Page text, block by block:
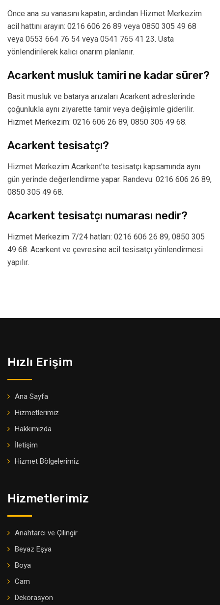
Önce ana su vanasını kapatın, ardından Hizmet Merkezim
acil hattını arayın: 0216 606 26 89 veya 0850 305 49 68
veya 0553 664 76 54 veya 0541 765 41 23. Usta
yönlendirilerek kalıcı onarım planlanır.
Acarkent musluk tamiri ne kadar sürer?
Basit musluk ve batarya arızaları Acarkent adreslerinde
çoğunlukla aynı ziyarette tamir veya değişimle giderilir.
Hizmet Merkezim: 0216 606 26 89, 0850 305 49 68.
Acarkent tesisatçı?
Hizmet Merkezim Acarkent’te tesisatçı kapsamında aynı
gün yerinde değerlendirme yapar. Randevu: 0216 606 26 89,
0850 305 49 68.
Acarkent tesisatçı numarası nedir?
Hizmet Merkezim 7/24 hatları: 0216 606 26 89, 0850 305
49 68. Acarkent ve çevresine acil tesisatçı yönlendirmesi
yapılır.
Hızlı Erişim
Ana Sayfa
Hizmetlerimiz
Hakkımızda
İletişim
Hizmet Bölgelerimiz
Hizmetlerimiz
Anahtarcı ve Çilingir
Beyaz Eşya
Boya
Cam
Dekorasyon